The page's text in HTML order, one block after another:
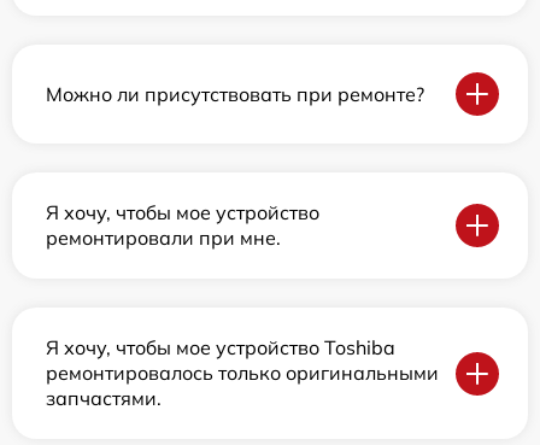
Можно ли присутствовать при ремонте?
Я хочу, чтобы мое устройство
ремонтировали при мне.
Я хочу, чтобы мое устройство Toshiba
ремонтировалось только оригинальными
запчастями.